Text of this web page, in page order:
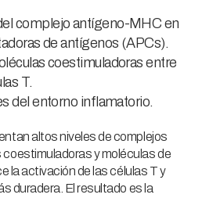
complejo antígeno-MHC en
de antígenos (APCs).
coestimuladoras entre
T.
del entorno inflamatorio.
altos niveles de complejos
y moléculas de
la activación de las células T y
duradera. El resultado es la